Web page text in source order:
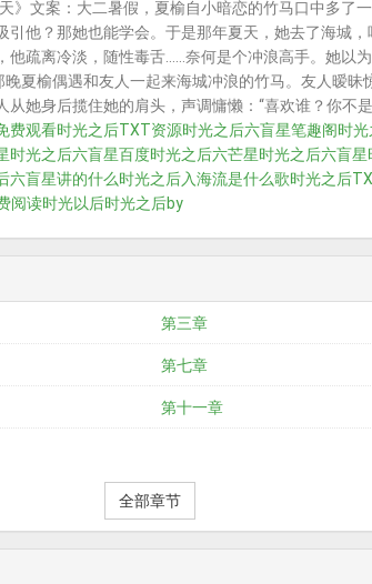
文案：大二暑假，夏榆自小暗恋的竹马口中多了
引他？那她也能学会。于是那年夏天，她去了海城
他疏离冷淡，随性毒舌……奈何是个冲浪高手。她以
夏榆偶遇和友人一起来海城冲浪的竹马。友人暧
她身后揽住她的肩头，声调慵懒：“喜欢谁？你不
费观看时光之后TXT资源时光之后六盲星笔趣阁时
时光之后六盲星百度时光之后六芒星时光之后六盲星
六盲星讲的什么时光之后入海流是什么歌时光之后
阅读时光以后时光之后by
第三章
第七章
第十一章
全部章节